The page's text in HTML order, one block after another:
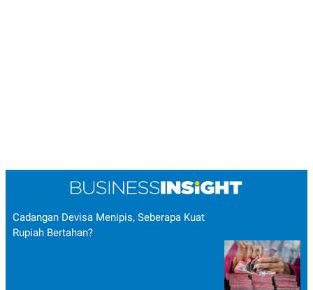
Cadangan Devisa Menipis, Seberapa Kuat
Rupiah Bertahan?